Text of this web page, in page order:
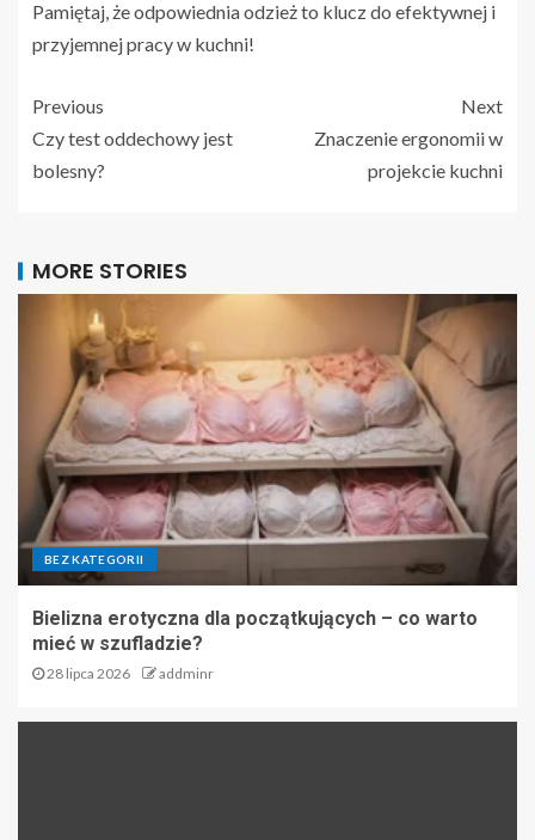
Pamiętaj, że odpowiednia odzież to klucz do efektywnej i
przyjemnej pracy w kuchni!
Previous
Czy test oddechowy jest
bolesny?
Next
Znaczenie ergonomii w
projekcie kuchni
MORE STORIES
BEZ KATEGORII
Bielizna erotyczna dla początkujących – co warto
mieć w szufladzie?
28 lipca 2026 addminr